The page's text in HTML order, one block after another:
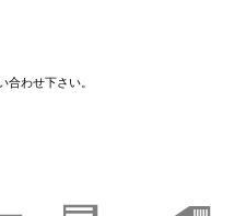
わせ下さい。